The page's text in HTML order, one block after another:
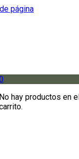
página
No hay productos en